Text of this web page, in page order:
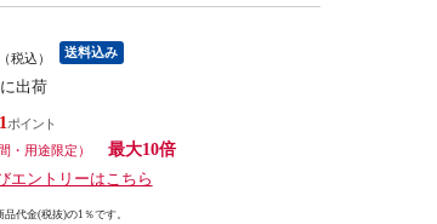
（税込） 送料込み
出荷
・用途限定）
最大10倍
エントリーはこちら
代金(税抜)の1％です。